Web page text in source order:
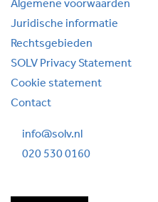
Algemene voorwaarden
Juridische informatie
Rechtsgebieden
SOLV Privacy Statement
Cookie statement
Contact
info@solv.nl
020 530 0160